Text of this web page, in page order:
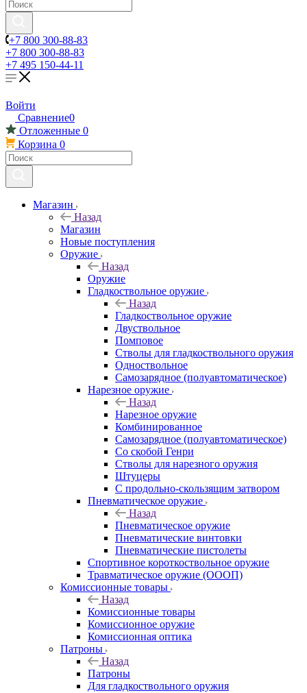
+7 800 300-88-83
+7 800 300-88-83
+7 495 150-44-11
Войти
Сравнение0
Отложенные 0
Корзина 0
Магазин
Назад
Магазин
Новые поступления
Оружие
Назад
Оружие
Гладкоствольное оружие
Назад
Гладкоствольное оружие
Двуствольное
Помповое
Стволы для гладкоствольного оружия
Одноствольное
Самозарядное (полуавтоматическое)
Нарезное оружие
Назад
Нарезное оружие
Комбинированное
Самозарядное (полуавтоматическое)
Со скобой Генри
Стволы для нарезного оружия
Штуцеры
С продольно-скользящим затвором
Пневматическое оружие
Назад
Пневматическое оружие
Пневматические винтовки
Пневматические пистолеты
Спортивное короткоствольное оружие
Травматическое оружие (ОООП)
Комиссионные товары
Назад
Комиссионные товары
Комиссионное оружие
Комиссионная оптика
Патроны
Назад
Патроны
Для гладкоствольного оружия